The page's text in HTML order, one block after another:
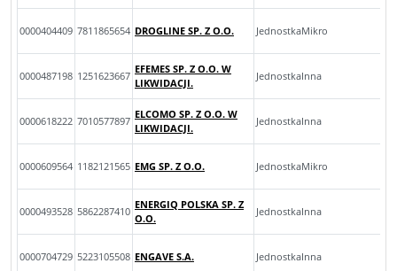
0000404409 7811865654 DROGLINE SP. Z O.O. JednostkaMikro
0000487198 1251623667
EFEMES SP. Z O.O. W
LIKWIDACJI.
JednostkaInna
0000618222 7010577897
ELCOMO SP. Z O.O. W
LIKWIDACJI.
JednostkaInna
0000609564 1182121565 EMG SP. Z O.O. JednostkaMikro
0000493528 5862287410
ENERGIQ POLSKA SP. Z
O.O.
JednostkaInna
0000704729 5223105508 ENGAVE S.A. JednostkaInna